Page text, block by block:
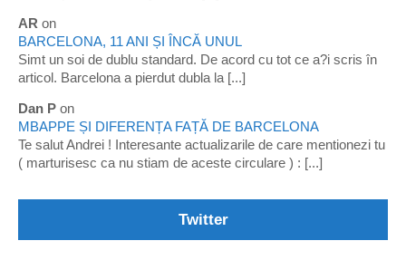
AR on
BARCELONA, 11 ANI ȘI ÎNCĂ UNUL
Simt un soi de dublu standard. De acord cu tot ce a?i scris în
articol. Barcelona a pierdut dubla la [...]
Dan P on
MBAPPE ȘI DIFERENȚA FAȚĂ DE BARCELONA
Te salut Andrei ! Interesante actualizarile de care mentionezi tu
( marturisesc ca nu stiam de aceste circulare ) : [...]
Twitter